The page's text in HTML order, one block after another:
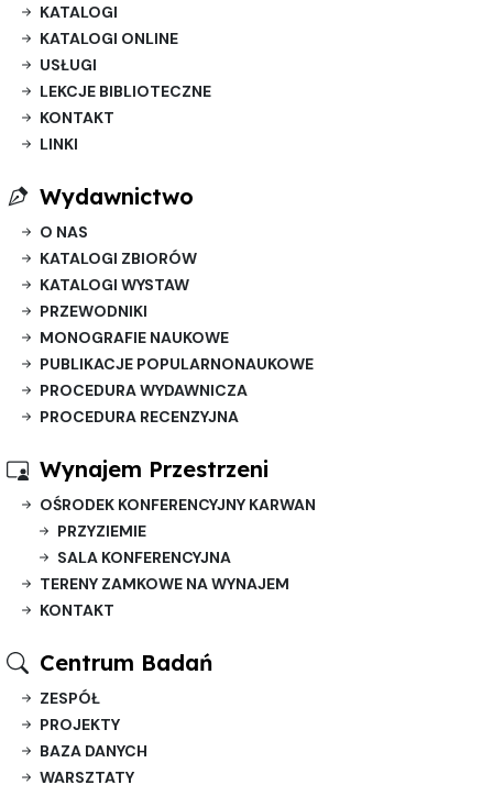
KATALOGI
KATALOGI ONLINE
USŁUGI
LEKCJE BIBLIOTECZNE
KONTAKT
LINKI
Wydawnictwo
O NAS
KATALOGI ZBIORÓW
KATALOGI WYSTAW
PRZEWODNIKI
MONOGRAFIE NAUKOWE
PUBLIKACJE POPULARNONAUKOWE
PROCEDURA WYDAWNICZA
PROCEDURA RECENZYJNA
Wynajem Przestrzeni
OŚRODEK KONFERENCYJNY KARWAN
PRZYZIEMIE
SALA KONFERENCYJNA
TERENY ZAMKOWE NA WYNAJEM
KONTAKT
Centrum Badań
ZESPÓŁ
PROJEKTY
BAZA DANYCH
WARSZTATY